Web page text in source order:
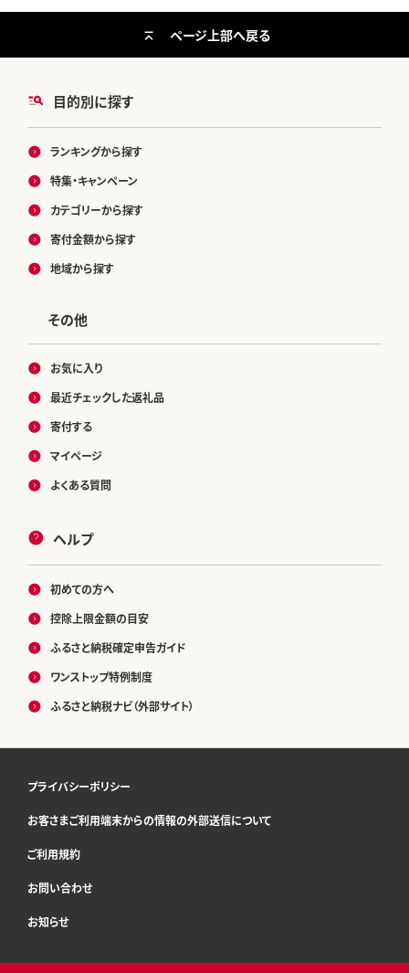
目的別に探す
ランキングから探す
特集・キャンペーン
カテゴリーから探す
寄付金額から探す
地域から探す
その他
お気に入り
最近チェックした返礼品
寄付する
マイページ
よくある質問
ヘルプ
初めての方へ
控除上限金額の目安
ふるさと納税確定申告ガイド
ワンストップ特例制度
ふるさと納税ナビ（外部サイト）
ページ上部へ戻る
プライバシーポリシー
お客さまご利用端末からの情報の外部送信について
ご利用規約
お問い合わせ
お知らせ